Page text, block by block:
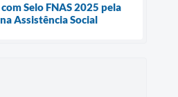
Selo FNAS 2025 pela
Assistência Social